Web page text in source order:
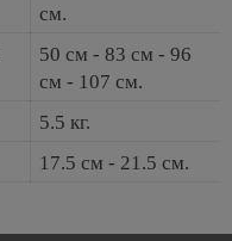
см.
50 см - 83 см - 96
см - 107 см.
5.5 кг.
17.5 см - 21.5 см.